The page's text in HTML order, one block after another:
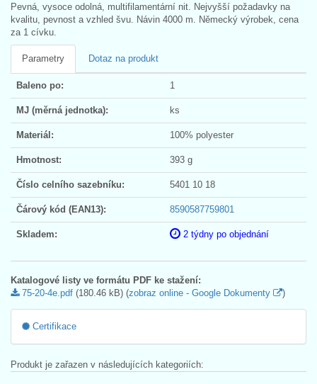
Pevná, vysoce odolná, multifilamentární nit. Nejvyšší požadavky na
kvalitu, pevnost a vzhled švu. Návin 4000 m. Německý výrobek, cena
za 1 cívku.
Parametry Dotaz na produkt
Baleno po: 1
MJ (měrná jednotka): ks
Materiál: 100% polyester
Hmotnost: 393 g
Číslo celního sazebníku: 5401 10 18
Čárový kód (EAN13): 8590587759801
Skladem: 2 týdny po objednání
Katalogové listy ve formátu PDF ke stažení:
75-20-4e.pdf (180.46 kB) (zobraz online - Google Dokumenty )
Certifikace
Produkt je zařazen v následujících kategoriích: